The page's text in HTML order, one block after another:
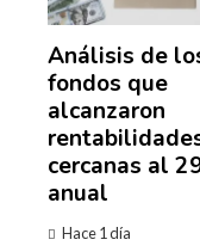
Análisis de
fondos que
alcanzaron
cercanas al
anual
Hace 1 día